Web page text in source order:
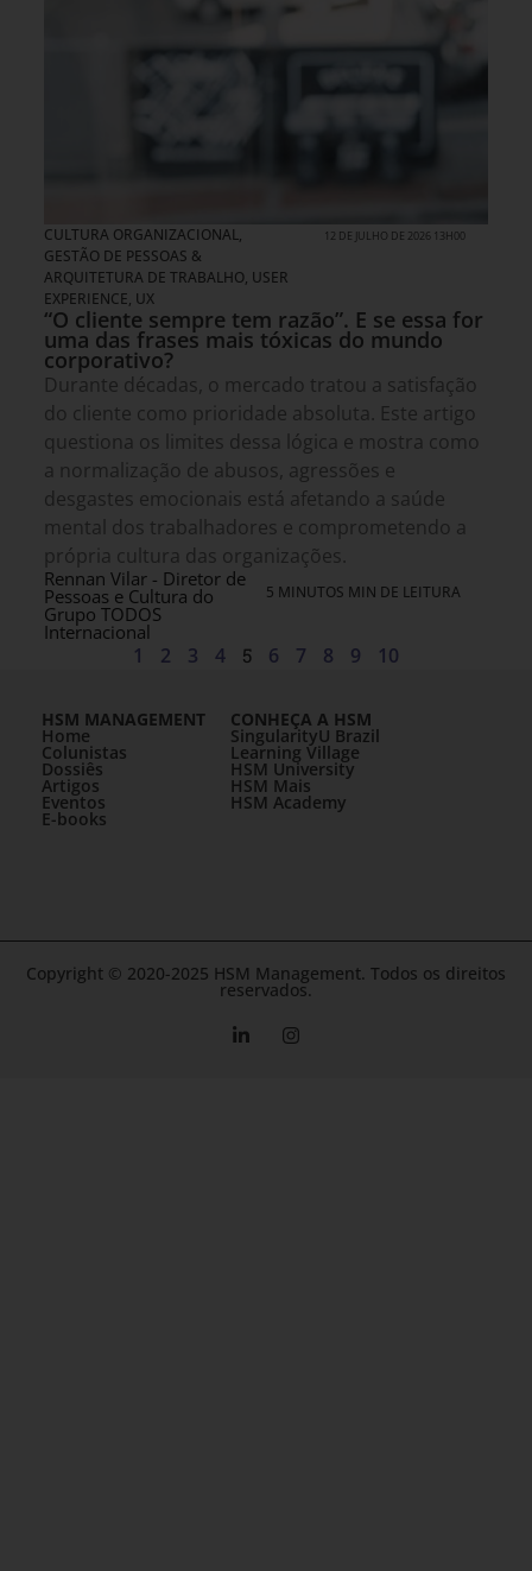
CULTURA ORGANIZACIONAL,
GESTÃO DE PESSOAS &
ARQUITETURA DE TRABALHO, USER
EXPERIENCE, UX
12 DE JULHO DE 2026 13H00
“O cliente sempre tem razão”. E se essa for
uma das frases mais tóxicas do mundo
corporativo?
Durante décadas, o mercado tratou a satisfação
do cliente como prioridade absoluta. Este artigo
questiona os limites dessa lógica e mostra como
a normalização de abusos, agressões e
desgastes emocionais está afetando a saúde
mental dos trabalhadores e comprometendo a
própria cultura das organizações.
Rennan Vilar - Diretor de
Pessoas e Cultura do
Grupo TODOS
Internacional
5 MINUTOS MIN DE LEITURA
1 2 3 4 5 6 7 8 9 10
HSM MANAGEMENT
Home
Colunistas
Dossiês
Artigos
Eventos
E-books
CONHEÇA A HSM
SingularityU Brazil
Learning Village
HSM University
HSM Mais
HSM Academy
Copyright © 2020-2025 HSM Management. Todos os direitos
reservados.